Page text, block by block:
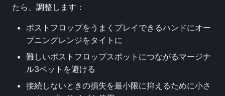
たら、調整します：
ポストフロップをうまくプレイできるハンドにオー
プニングレンジをタイトに
難しいポストフロップスポットにつながるマージナ
ル3ベットを避ける
接続しないときの損失を最小限に抑えるために小さ